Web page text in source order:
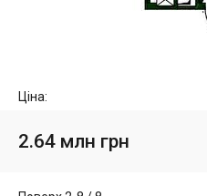
Ціна:
2.64 млн грн